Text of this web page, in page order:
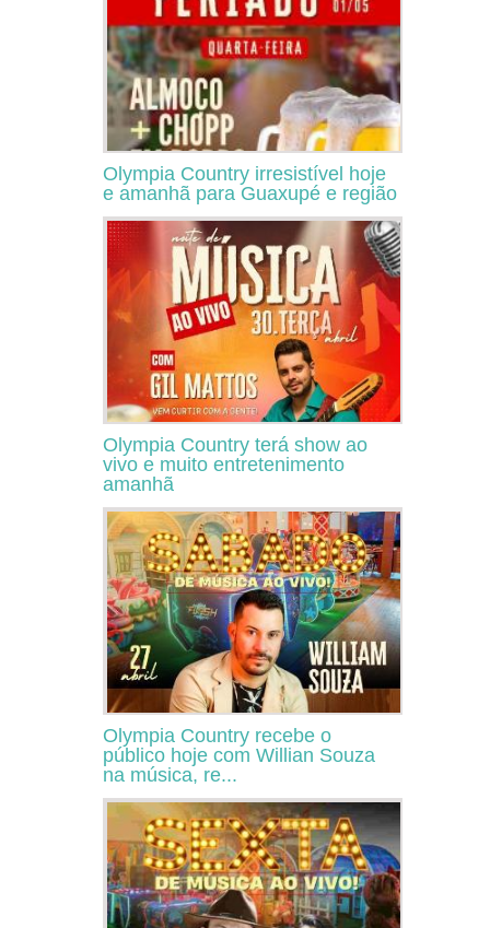
Olympia Country irresistível hoje
e amanhã para Guaxupé e região
Olympia Country terá show ao
vivo e muito entretenimento
amanhã
Olympia Country recebe o
público hoje com Willian Souza
na música, re...